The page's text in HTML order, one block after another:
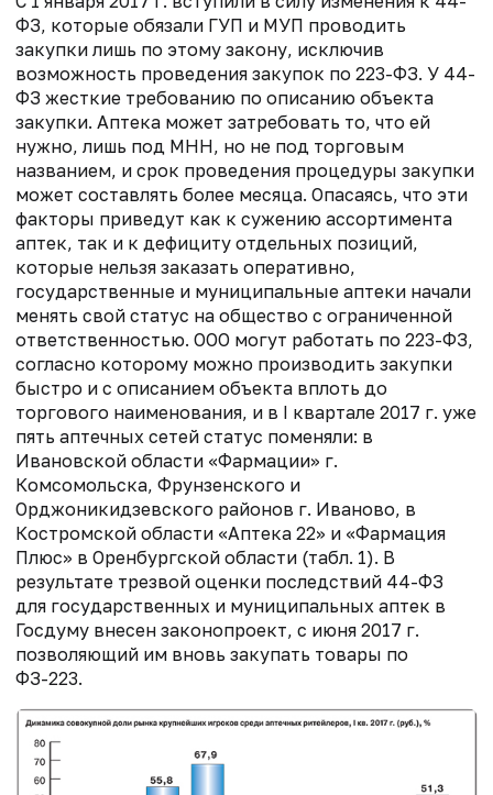
ФЗ, которые обязали ГУП и МУП проводить
закупки лишь по этому закону, исключив
возможность проведения закупок по 223-ФЗ. У 44-
ФЗ жесткие требованию по описанию объекта
закупки. Аптека может затребовать то, что ей
нужно, лишь под МНН, но не под торговым
названием, и срок проведения процедуры закупки
может составлять более месяца. Опасаясь, что эти
факторы приведут как к сужению ассортимента
аптек, так и к дефициту отдельных позиций,
которые нельзя заказать оперативно,
государственные и муниципальные аптеки начали
менять свой статус на общество с ограниченной
ответственностью. ООО могут работать по 223-ФЗ,
согласно которому можно производить закупки
быстро и с описанием объекта вплоть до
торгового наименования, и в I квартале 2017 г. уже
пять аптечных сетей статус поменяли: в
Ивановской области «Фармации» г.
Комсомольска, Фрунзенского и
Орджоникидзевского районов г. Иваново, в
Костромской области «Аптека 22» и «Фармация
Плюс» в Оренбургской области (табл. 1). В
результате трезвой оценки последствий 44-ФЗ
для государственных и муниципальных аптек в
Госдуму внесен законопроект, с июня 2017 г.
позволяющий им вновь закупать товары по
ФЗ-223.